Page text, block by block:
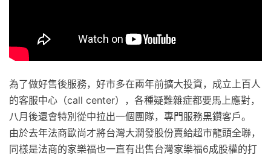
為了做好售後服務，好市多在兩年前擴大投資，成立上百人
的客服中心（call center），各種疑難雜症都要馬上應對，
八月後還會特別從中拉出一個團隊，專門服務黑鑽客戶。
由於去年法商歐尚才將台灣大潤發股份賣給超市龍頭全聯，
同樣是法商的家樂福也一直有出售台灣家樂福6成股權的打